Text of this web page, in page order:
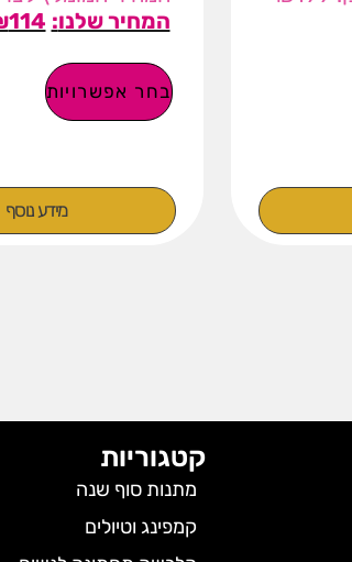
114
בחר אפשרויות
מידע נוסף
קטגוריות
מתנות סוף שנה
קמפינג וטיולים